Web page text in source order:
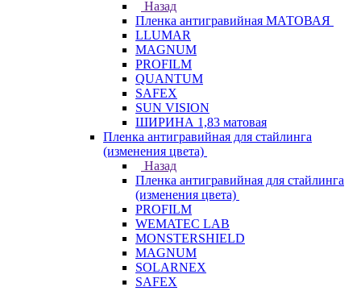
Назад
Пленка антигравийная МАТОВАЯ
LLUMAR
MAGNUM
PROFILM
QUANTUM
SAFEX
SUN VISION
ШИРИНА 1,83 матовая
Пленка антигравийная для стайлинга
(изменения цвета)
Назад
Пленка антигравийная для стайлинга
(изменения цвета)
PROFILM
WEMATEC LAB
MONSTERSHIELD
MAGNUM
SOLARNEX
SAFEX